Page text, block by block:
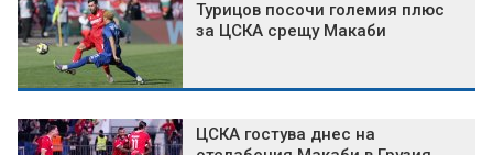
Турицов посочи големия плюс
за ЦСКА срещу Макаби
ЦСКА гостува днес на